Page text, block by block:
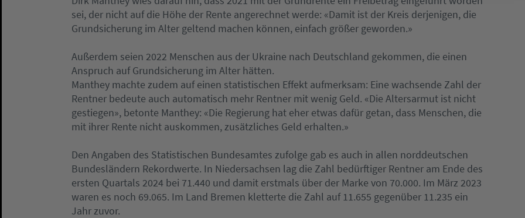
sei, der nicht auf die Höhe der Rente angerechnet werde: «Damit ist der Kreis derjenigen, die
Grundsicherung im Alter geltend machen können, einfach größer geworden.»
Außerdem seien 2022 Menschen aus der Ukraine nach Deutschland gekommen, die einen
Anspruch auf Grundsicherung im Alter hätten.
Manthey machte zudem auf einen statistischen Effekt aufmerksam: Eine wachsende Zahl der
Rentner bedeute auch automatisch mehr Rentner mit wenig Geld. «Die Altersarmut ist nicht
gestiegen», betonte Manthey: «Die Regierung hat eher etwas dafür getan, dass Menschen, die
mit ihrer Rente nicht auskommen, zusätzliches Geld erhalten.»
Den Angaben des Statistischen Bundesamtes zufolge gab es auch in allen norddeutschen
Bundesländern Rekordwerte. In Niedersachsen lag die Zahl bedürftiger Rentner am Ende des
ersten Quartals 2024 bei 71.440 und damit erstmals über der Marke von 70.000. Im März 2023
waren es noch 69.065. Im Land Bremen kletterte die Zahl auf 11.655 gegenüber 11.235 ein
Jahr zuvor.